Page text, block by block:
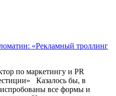
«Рекламный троллинг
по маркетингу и PR
Казалось бы, в
все формы и